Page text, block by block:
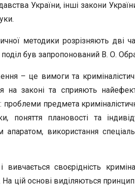
України, інші закони
методики розрізняють дві
був запропонований В. О.
– це вимоги та
на законі та сприяють
предмета
поняття плановості та
апаратом, використання
вивчається своєрідність
цій основі виділяються